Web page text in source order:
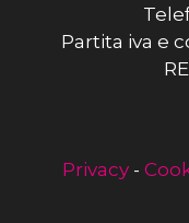
Partita iva e
Privacy-